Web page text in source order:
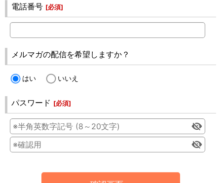
電話番号 [必須]
メルマガの配信を希望しますか？
はい いいえ
パスワード [必須]